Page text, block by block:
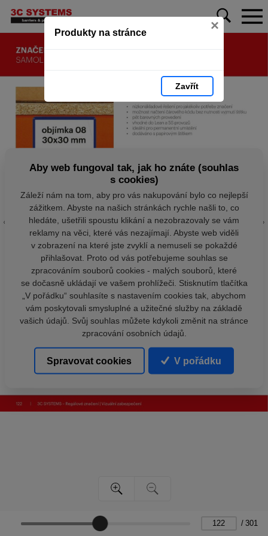
Produkty na stránce ×
Zavřít
/ 301
Aby web fungoval tak, jak ho znáte (souhlas
s cookies)
Záleží nám na tom, aby pro vás nakupování bylo co nejlepší
zážitkem. Abyste na našich stránkách rychle našli to, co
hledáte, ušetřili spoustu klikání a nezobrazovaly se vám
reklamy na věci, které vás nezajímají. Abyste web viděli
v zobrazení na které jste zvyklí a nemuseli se pokaždé
přihlašovat. Proto od vás potřebujeme souhlas se
zpracováním souborů cookies - malých souborů, které
se dočasně ukládají ve vašem prohlížeči. Stisknutím tlačítka
„V pořádku“ souhlasíte s nastavením cookies tak, abychom
vám poskytovali smysluplné a užitečné služby na základě
vašich údajů. Svůj souhlas můžete kdykoli změnit na stránce
zpracování osobních údajů.
Spravovat cookies V pořádku